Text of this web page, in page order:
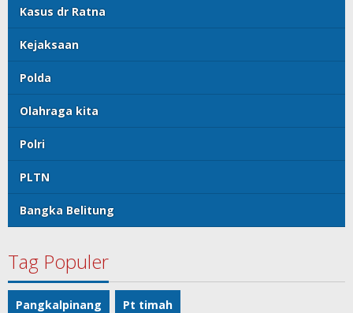
Kasus dr Ratna
Kejaksaan
Polda
Olahraga kita
Polri
PLTN
Bangka Belitung
Tag Populer
Pangkalpinang Pt timah